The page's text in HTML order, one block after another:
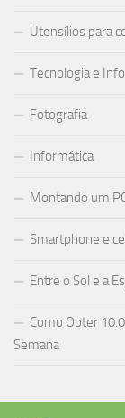
Utensílios para
Tecnologia e
Fotografia
Informática
Montando um
Smartphone e
Entre o Sol e a
Como Obter
Semana